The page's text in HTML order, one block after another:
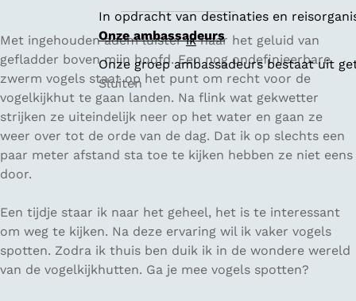
In opdracht van destinaties en
Onze ambassadeurs
Onze groep ambassadeurs bestaat uit
Sluiten
Met ingehouden adem luisteriknaar het geluid van
gefladder boven mijn hoofd. Een nog ondefinieerbare
zwerm vogels staat op het punt om recht voor de
vogelkijkhut te gaan landen. Na flink wat gekwetter
strijken ze uiteindelijk neer op het water en gaan ze
weer over tot de orde van de dag. Dat ik op slechts een
paar meter afstand sta toe te kijken hebben ze niet eens
door.
Een tijdje staar ik naar het geheel, het is te interessant
om weg te kijken. Na deze ervaring wil ik vaker vogels
spotten. Zodra ik thuis ben duik ik in de wondere wereld
van de vogelkijkhutten. Ga je mee vogels spotten?